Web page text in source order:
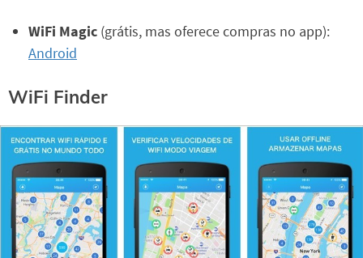
WiFi Magic (grátis, mas oferece compras no app):
Android
WiFi Finder